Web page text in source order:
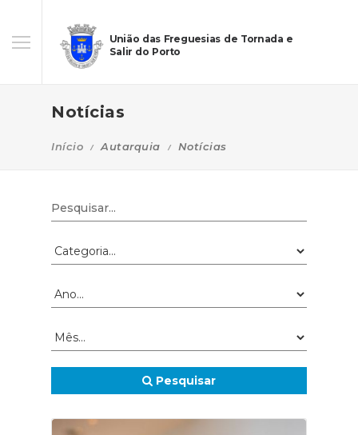
União das Freguesias de Tornada e
Salir do Porto
Notícias
Início Autarquia Notícias
Pesquisar